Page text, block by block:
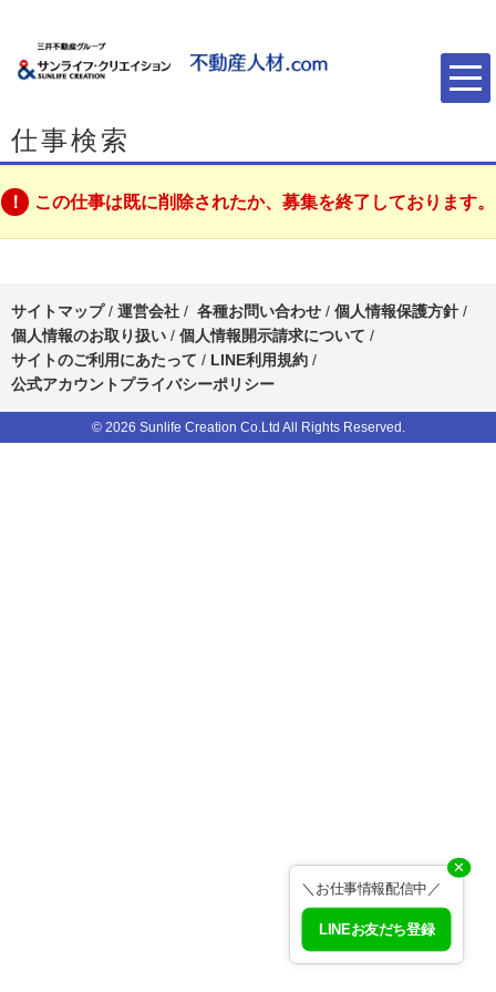
仕事検索
この仕事は既に削除されたか、募集を終了しております。
サイトマップ/ 運営会社 / 各種お問い合わせ / 個人情報保護方針 /
個人情報のお取り扱い / 個人情報開示請求について /
サイトのご利用にあたって / LINE利用規約 /
公式アカウントプライバシーポリシー
✕
＼お仕事情報配信中／
LINEお友だち登録
© 2026 Sunlife Creation Co.Ltd All Rights Reserved.